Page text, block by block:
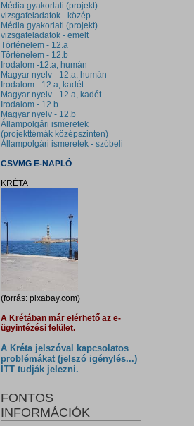
Média gyakorlati (projekt)
vizsgafeladatok - közép
Média gyakorlati (projekt)
vizsgafeladatok - emelt
Történelem - 12.a
Történelem - 12.b
Irodalom -12.a, humán
Magyar nyelv - 12.a, humán
Irodalom - 12.a, kadét
Magyar nyelv - 12.a, kadét
Irodalom - 12.b
Magyar nyelv - 12.b
Állampolgári ismeretek
(projekttémák középszinten)
Állampolgári ismeretek - szóbeli
CSVMG E-NAPLÓ
KRÉTA
(forrás: pixabay.com)
A Krétában már elérhető az e-
ügyintézési felület.
A Kréta jelszóval kapcsolatos
problémákat (jelszó igénylés...)
ITT tudják jelezni.
FONTOS
INFORMÁCIÓK